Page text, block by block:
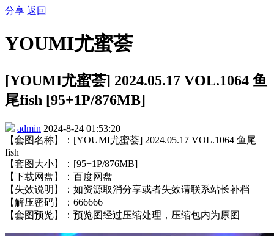
分享 返回
YOUMI尤蜜荟
[YOUMI尤蜜荟] 2024.05.17 VOL.1064 鱼
尾fish [95+1P/876MB]
admin 2024-8-24 01:53:20
【套图名称】：[YOUMI尤蜜荟] 2024.05.17 VOL.1064 鱼尾
fish
【套图大小】：[95+1P/876MB]
【下载网盘】：百度网盘
【失效说明】：如资源取消分享或者失效请联系站长补档
【解压密码】：666666
【套图预览】：预览图经过压缩处理，压缩包内为原图